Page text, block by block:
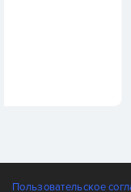
Пользовательское